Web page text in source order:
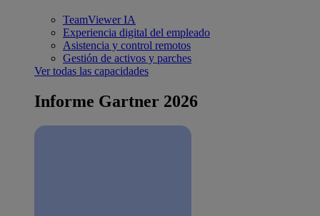
TeamViewer IA
Experiencia digital del empleado
Asistencia y control remotos
Gestión de activos y parches
Ver todas las capacidades
Informe Gartner 2026